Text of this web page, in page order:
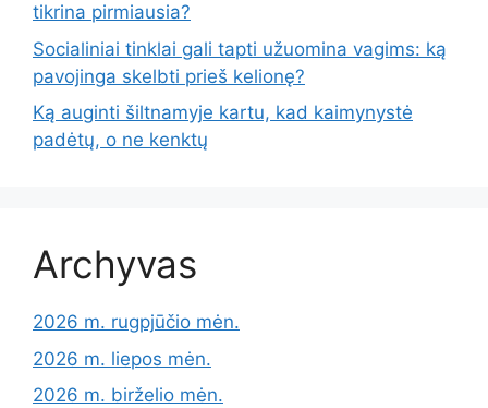
tikrina pirmiausia?
Socialiniai tinklai gali tapti užuomina vagims: ką
pavojinga skelbti prieš kelionę?
Ką auginti šiltnamyje kartu, kad kaimynystė
padėtų, o ne kenktų
Archyvas
2026 m. rugpjūčio mėn.
2026 m. liepos mėn.
2026 m. birželio mėn.